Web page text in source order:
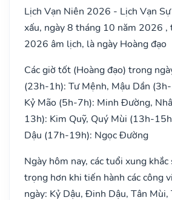
Lịch Vạn Niên 2026 - Lịch Vạn
xấu, ngày 8 tháng 10 năm 2026
2026 âm lịch, là ngày Hoàng đạo
Các giờ tốt (Hoàng đạo) trong
(23h-1h): Tư Mệnh, Mậu Dần
Kỷ Mão (5h-7h): Minh Đường,
13h): Kim Quỹ, Quý Mùi (13h-
Dậu (17h-19h): Ngọc Đường
Ngày hôm nay, các tuổi xung khắc
trọng hơn khi tiến hành các công
ngày: Kỷ Dậu, Đinh Dậu, Tân Mùi,